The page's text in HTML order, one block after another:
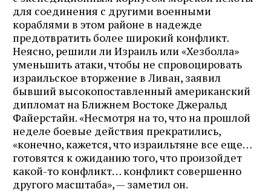
для соединения с другими военными
кораблями в этом районе в надежде
предотвратить более широкий конфликт.
Неясно, решили ли Израиль или «Хезболла»
уменьшить атаки, чтобы не спровоцировать
израильское вторжение в Ливан, заявил
бывший высокопоставленный американский
дипломат на Ближнем Востоке Джеральд
Файерстайн. «Несмотря на то, что на прошлой
неделе боевые действия прекратились,
«конечно, кажется, что израильтяне все еще…
готовятся к ожиданию того, что произойдет
какой-то конфликт… конфликт совершенно
другого масштаба», — заметил он.